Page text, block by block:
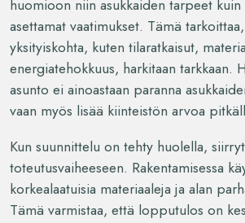
huomioon niin asukkaiden tarpeet
asettamat vaatimukset. Tämä
yksityiskohta, kuten tilaratkaisut,
energiatehokkuus, harkitaan tarkkaan.
asunto ei ainoastaan paranna
vaan myös lisää kiinteistön arvoa
Kun suunnittelu on tehty huolella,
toteutusvaiheeseen. Rakentamisessa
korkealaatuisia materiaaleja ja alan
Tämä varmistaa, että lopputulos on